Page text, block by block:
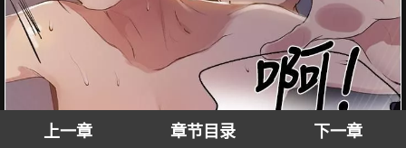
上一章 章节目录 下一章